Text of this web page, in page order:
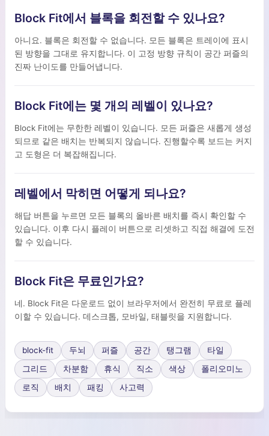
Block Fit에서 블록을 회전할 수 있나요?
아니요. 블록은 회전할 수 없습니다. 모든 블록은 트레이에 표시
된 방향을 그대로 유지합니다. 이 고정 방향 규칙이 공간 퍼즐의
진짜 난이도를 만들어냅니다.
Block Fit에는 몇 개의 레벨이 있나요?
Block Fit에는 무한한 레벨이 있습니다. 모든 퍼즐은 새롭게 생성
되므로 같은 배치는 반복되지 않습니다. 진행할수록 보드는 커지
고 도형은 더 복잡해집니다.
레벨에서 막히면 어떻게 되나요?
해답 버튼을 누르면 모든 블록의 올바른 배치를 즉시 확인할 수
있습니다. 이후 다시 플레이 버튼으로 리셋하고 직접 해결에 도전
할 수 있습니다.
Block Fit은 무료인가요?
네. Block Fit은 다운로드 없이 브라우저에서 완전히 무료로 플레
이할 수 있습니다. 데스크톱, 모바일, 태블릿을 지원합니다.
block-fit 두뇌 퍼즐 공간 탱그램
타일
그리드
차분함 휴식 직소 색상
폴리오미노
로직
배치 패킹 사고력